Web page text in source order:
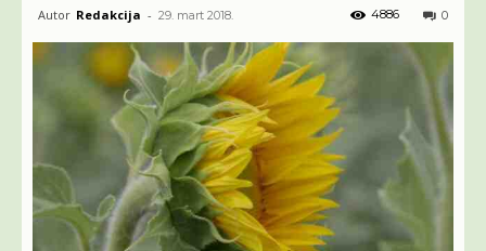
Autor Redakcija - 29. mart 2018. 0
4886